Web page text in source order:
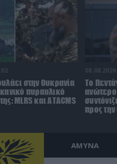
στην Ουκρανία
πυραυλικό
MLRS και ΑΤΑCMS
Το
ανώτερο
προς
ΑΜΥΝΑ